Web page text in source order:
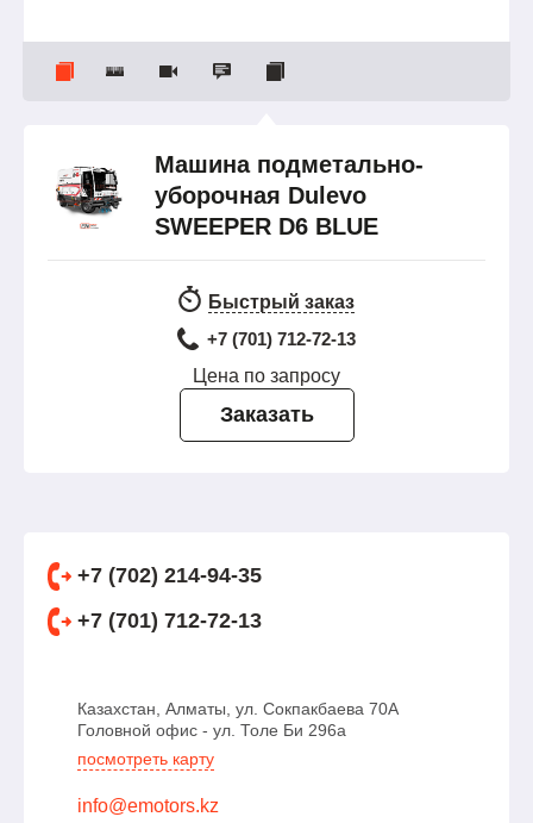
Машина подметально-
уборочная Dulevo
SWEEPER D6 BLUE
Быстрый заказ
+7 (701) 712-72-13
Цена по запросу
Заказать
+7 (702) 214-94-35
+7 (701) 712-72-13
Казахстан, Алматы, ул. Сокпакбаева 70А
Головной офис - ул. Толе Би 296а
посмотреть карту
info@emotors.kz